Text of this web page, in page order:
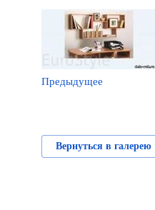
Предыдущее
Вернуться в галерею